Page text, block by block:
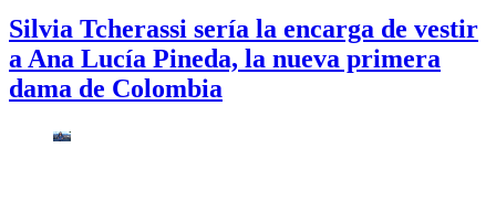
Silvia Tcherassi sería la encarga de vestir
a Ana Lucía Pineda, la nueva primera
dama de Colombia